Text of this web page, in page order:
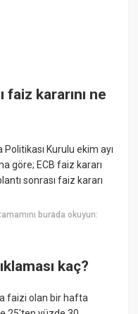
kararını ne
Kurulu ekim ayı
göre; ECB faiz kararı
sonrası faiz kararı
burada okuyun:
kaç?
faizi olan bir hafta